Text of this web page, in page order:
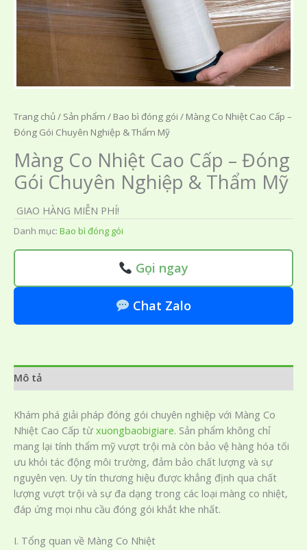
Trang chủ / Sản phẩm / Bao bì đóng gói / Màng Co Nhiệt Cao Cấp –
Đóng Gói Chuyên Nghiệp & Thẩm Mỹ
Màng Co Nhiệt Cao Cấp – Đóng
Gói Chuyên Nghiệp & Thẩm Mỹ
GIAO HÀNG MIỄN PHÍ!
Danh mục: Bao bì đóng gói
Gọi ngay
Chat Zalo
Mô tả
Khám phá giải pháp đóng gói chuyên nghiệp với Màng Co
Nhiệt Cao Cấp từ xuongbaobigiare. Sản phẩm không chỉ
mang lại tính thẩm mỹ vượt trội mà còn bảo vệ hàng hóa tối
ưu khỏi tác động môi trường, đảm bảo chất lượng và sự
nguyên vẹn. Uy tín thương hiệu được khẳng định qua chất
lượng vượt trội và sự đa dạng trong các loại màng co nhiệt,
đáp ứng mọi nhu cầu đóng gói khắt khe nhất.
I. Tổng quan về Màng Co Nhiệt